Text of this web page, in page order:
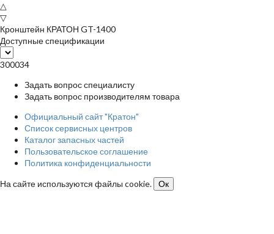
△
▽
Кронштейн КРАТОН GT-1400
Доступные спецификации
300034
Задать вопрос специалисту
Задать вопрос производителям товара
Официальный сайт "Кратон"
Список сервисных центров
Каталог запасных частей
Пользовательское соглашение
Политика конфиденциальности
На сайте используются файлы cookie.
Ок